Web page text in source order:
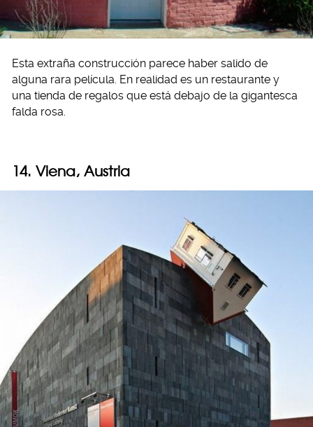
Esta extraña construcción parece haber salido de
alguna rara película. En realidad es un restaurante y
una tienda de regalos que está debajo de la gigantesca
falda rosa.
14. Viena, Austria